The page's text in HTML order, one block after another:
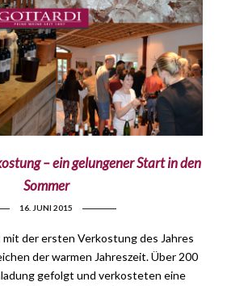
– ein gelungener Start in den
Sommer
16. JUNI 2015
der ersten Verkostung des Jahres
der warmen Jahreszeit. Über 200
gefolgt und verkosteten eine